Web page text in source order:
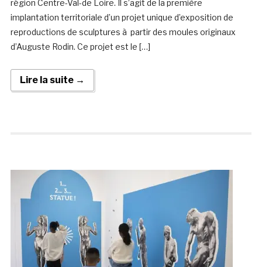
région Centre-Val-de Loire. Il s’agit de la première
implantation territoriale d’un projet unique d’exposition de
reproductions de sculptures à partir des moules originaux
d’Auguste Rodin. Ce projet est le […]
Lire la suite →